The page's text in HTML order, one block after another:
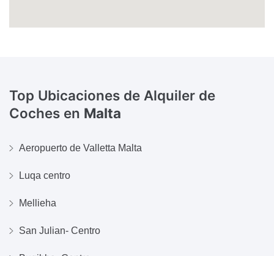
Top Ubicaciones de Alquiler de
Coches en Malta
Aeropuerto de Valletta Malta
Luqa centro
Mellieha
San Julian- Centro